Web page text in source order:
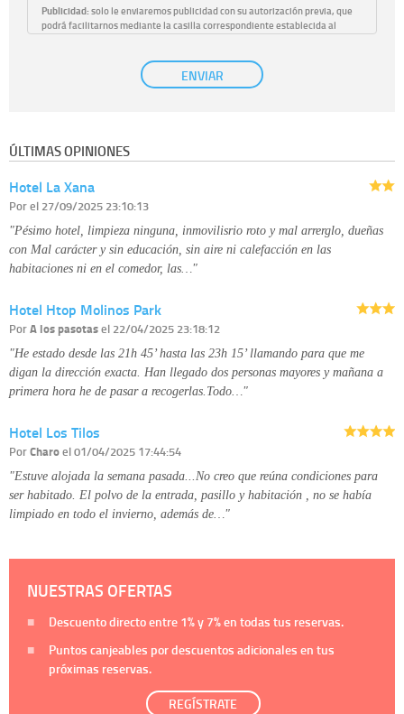
Publicidad:solo le enviaremos publicidad con su autorización previa, que
podrá facilitarnos mediante la casilla correspondiente establecida al
únicamente trataremos sus datos con su consentimiento
previo, que podrá facilitarnos mediante la casilla correspondiente
Derechos:tiene derecho a saber qué información tenemos sobre usted,
disponible en nuestra página web.
Información complementaria:
ENVIAR
ÚLTIMAS OPINIONES
Hotel La Xana
Porel 27/09/2025 23:10:13
"Pésimo hotel, limpieza ninguna, inmovilisrio roto y mal arrerglo, dueñas
con Mal carácter y sin educación, sin aire ni calefacción en las
habitaciones ni en el comedor, las…"
Hotel Htop Molinos Park
PorA los pasotasel 22/04/2025 23:18:12
"He estado desde las 21h 45’ hasta las 23h 15’ llamando para que me
digan la dirección exacta. Han llegado dos personas mayores y mañana a
primera hora he de pasar a recogerlas.Todo…"
Hotel Los Tilos
PorCharoel 01/04/2025 17:44:54
"Estuve alojada la semana pasada...No creo que reúna condiciones para
ser habitado. El polvo de la entrada, pasillo y habitación , no se había
limpiado en todo el invierno, además de…"
NUESTRAS OFERTAS
Descuento directo entre 1%y 7%en todas tus reservas.
Puntos canjeables por descuentos adicionales en tus
próximas reservas.
REGÍSTRATE